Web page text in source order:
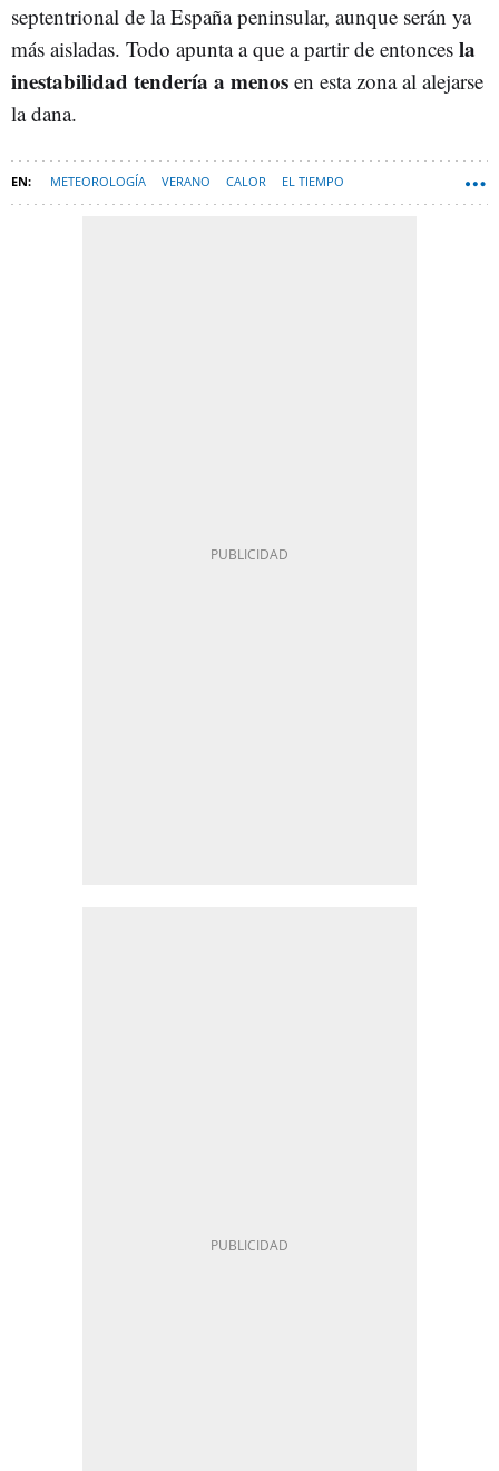
septentrional de la España peninsular, aunque serán ya
más aisladas. Todo apunta a que a partir de entonces la
inestabilidad tendería a menos en esta zona al alejarse
la dana.
METEOROLOGÍA VERANO CALOR EL TIEMPO